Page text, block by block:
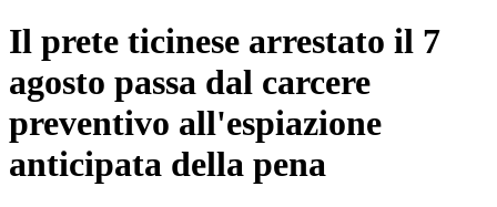
Il prete ticinese arrestato il 7
agosto passa dal carcere
preventivo all'espiazione
anticipata della pena